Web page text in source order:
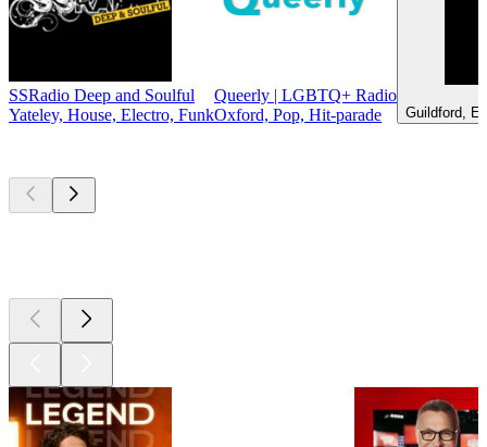
SSRadio Deep and Soulful
Yateley, House, Electro, Funk
Queerly | LGBTQ+ Radio
Oxford, Pop, Hit-parade
Guildford,